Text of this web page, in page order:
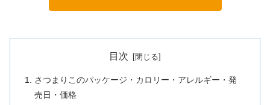
目次
さつまりこのパッケージ・カロリー・アレルギー・発
売日・価格